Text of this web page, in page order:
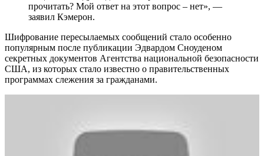
прочитать? Мой ответ на этот вопрос – нет», —
заявил Кэмерон.
Шифрование пересылаемых сообщений стало особенно
популярным после публикации Эдвардом Сноуденом
секретных документов Агентства национальной безопасности
США, из которых стало известно о правительственных
программах слежения за гражданами.